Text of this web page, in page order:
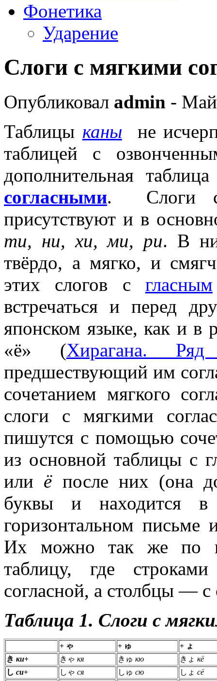
Фонетика
Ударение
Слоги с мягкими
Опубликовал admin -
Таблицы каны не
таблицей с
дополнительная
согласными. Слоги со
присутствуют и в
ти, ни, хи, ми, ри. В
твёрдо, а мягко, и
этих слогов с гласным
встречаться и перед
японском языке, как и в
«ё» (Хирагана.
предшествующий им
сочетанием мягкого
слоги с мягкими
пишутся с помощью
из основной таблицы с
или ёпосле них (она
буквы и находится
горизонтальном письме
Их можно так же по
таблицу, где
согласной, а столбцы — с
Таблица 1. Слоги с
+ ゃ + ゅ
+ ょ
き ки+ きゃ кя きゅ кю きょ кё
し си+ しゃ ся しゅ сю しょ сё